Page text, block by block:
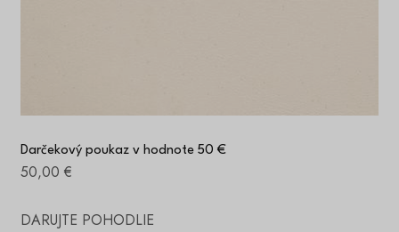
Darčekový poukaz v hodnote 50 €
50,00 €
DARUJTE POHODLIE